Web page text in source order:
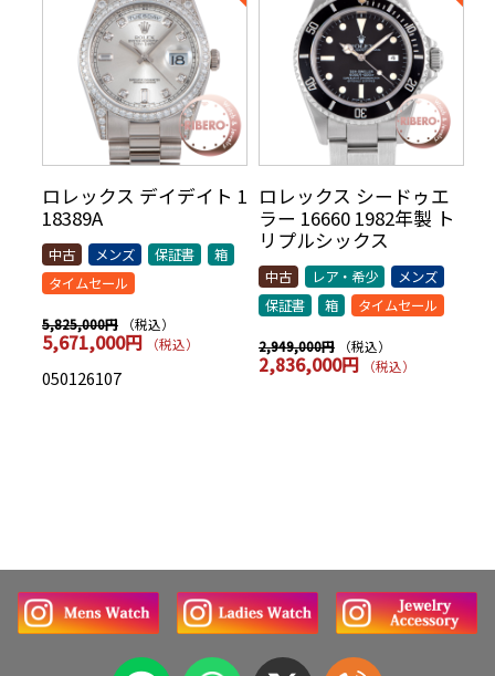
ロレックス デイデイト 1
18389A
中古 メンズ 保証書
箱
タイムセール
5,825,000円 （税込）
5,671,000円 （税込）
050126107
ロレックス シードゥエ
ラー 16660 1982年製 ト
リプルシックス
中古 レア・希少
メンズ
保証書
箱 タイムセール
2,949,000円 （税込）
2,836,000円 （税込）